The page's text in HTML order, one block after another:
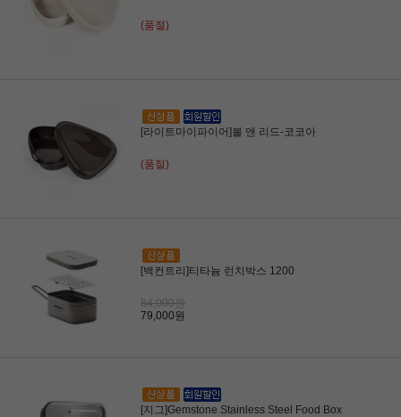
(품절)
[라이트마이파이어]볼 앤 리드-코코아
(품절)
[백컨트리]티타늄 런치박스 1200
84,000원
79,000원
[지그]Gemstone Stainless Steel Food Box